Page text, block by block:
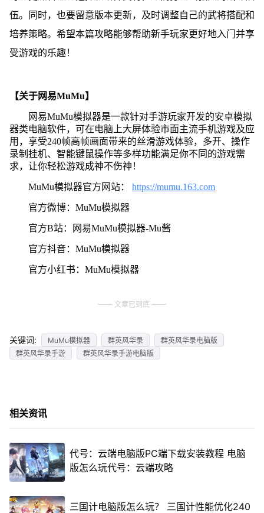
伍。同时，也要留意版本更新，及时调整自己的武将搭配和
培养策略。希望本篇攻略能够帮助新手玩家更好地入门并享
受游戏的乐趣！
【关于网易MuMu】
网易MuMu模拟器是一款针对手游玩家开发的安卓模拟
器类电脑软件，可在电脑上大屏体验市面主流手机游戏及应
用，享受240帧高帧画面带来的丝滑游戏体验，多开、操作
录制挂机、智能键鼠操作等多样功能满足你不同的游戏需
求，让你轻松游戏成神不伤神！
MuMu模拟器官方网站： https://mumu.163.com
官方微博：MuMu模拟器
官方B站：网易MuMu模拟器-Mu酱
官方抖音：MuMu模拟器
官方小红书：MuMu模拟器
文章已到底
关键词: MuMu模拟器 群英风华录
群英风华录电脑版
群英风华录手游
群英风华录手游电脑版
相关资讯
代号：云端电脑版PC端下载安装教程 电脑
版怎么玩代号：云端攻略
三国计电脑版怎么玩？ 三国计性能优化240